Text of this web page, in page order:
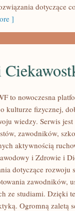
dotyczące
]
to nowoczesna
kulturze fizycznej,
wiedzy. Serwis
zawodników,
aktywnością
i Zdrowie i
dotyczące rozwoju
zawodników,
ze studiami. Dzięki
Ogromną zaletą